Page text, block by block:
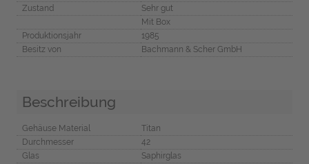
Zustand
Sehr gut
Mit Box
Produktionsjahr
1985
Besitz von
Bachmann & Scher GmbH
Beschreibung
Gehäuse Material
Titan
Durchmesser
42
Glas
Saphirglas